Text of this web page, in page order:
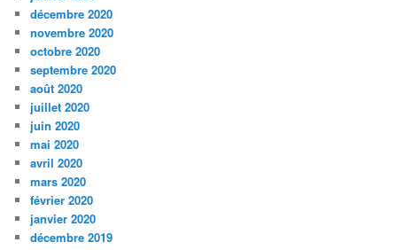
décembre 2020
novembre 2020
octobre 2020
septembre 2020
août 2020
juillet 2020
juin 2020
mai 2020
avril 2020
mars 2020
février 2020
janvier 2020
décembre 2019